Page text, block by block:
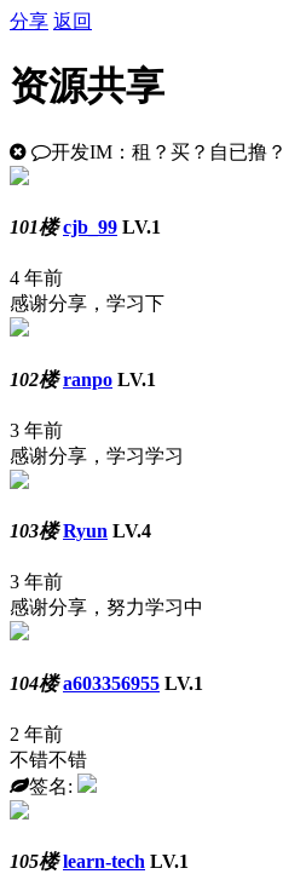
分享 返回
资源共享
开发IM：租？买？自已撸？
101楼 cjb_99 LV.1
4 年前
感谢分享，学习下
102楼 ranpo LV.1
3 年前
感谢分享，学习学习
103楼 Ryun LV.4
3 年前
感谢分享，努力学习中
104楼 a603356955 LV.1
2 年前
不错不错
签名:
105楼 learn-tech LV.1